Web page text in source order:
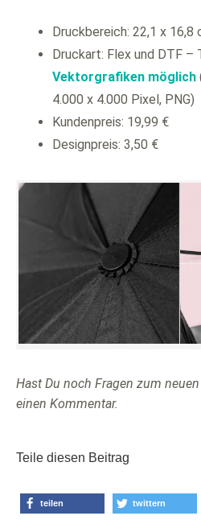
Druckbereich: 22,1 x 16,8
Druckart: Flex und DTF –
Vektorgrafiken möglich
4.000 x 4.000 Pixel, PNG)
Kundenpreis: 19,99 €
Designpreis: 3,50 €
Hast Du noch Fragen zum
einen Kommentar.
Teile diesen Beitrag
teilen twittern